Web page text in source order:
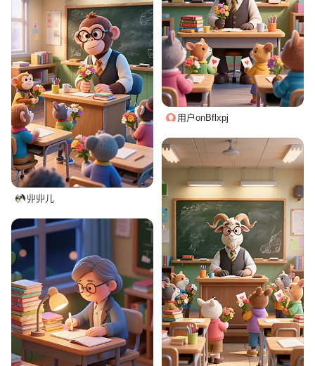
用户onBflxpj
丱丱儿